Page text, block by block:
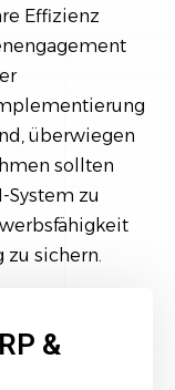
Effizienz
überwiegen
sollten
System zu
zu sichern.
&